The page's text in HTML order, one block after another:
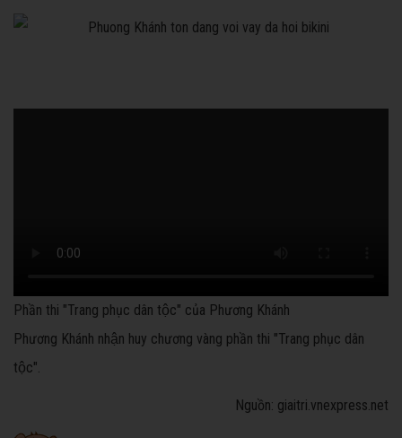
Phần thi "Trang phục dân tộc" của Phương Khánh
Phương Khánh nhận huy chương vàng phần thi "Trang phục dân
tộc".
Nguồn: giaitri.vnexpress.net